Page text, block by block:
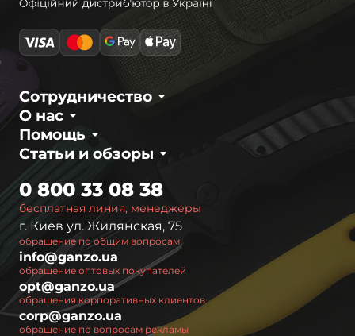
О нас
Сотрудничество
Статьи и обзоры
Помощь
бесплатная линия, менеджеры
0 800 33 08 38
г. Киев ул. Жилянская, 75
обращение по общим вопросам
info@ganzo.ua
обращение оптовых покупателей
opt@ganzo.ua
обращения корпоративных клиентов
corp@ganzo.ua
обращение по вопросам рекламы